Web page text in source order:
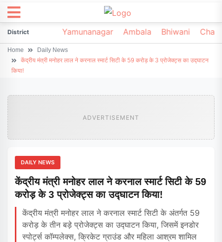
DistrictSonipat Yamunanagar Ambala Bhiwani
Home
Daily News
केंद्रीय मंत्री मनोहर लाल ने करनाल स्मार्ट सिटी के 59 करोड़ के 3 प्रोजेक्ट्स का उद्घाटन
किया!
ADVERTISEMENT
DAILY NEWS
केंद्रीय मंत्री मनोहर लाल ने करनाल स्मार्ट सिटी के 59
करोड़ के 3 प्रोजेक्ट्स का उद्घाटन किया!
केंद्रीय मंत्री मनोहर लाल ने करनाल स्मार्ट सिटी के अंतर्गत 59
करोड़ के तीन बड़े प्रोजेक्ट्स का उद्घाटन किया, जिसमें इनडोर
स्पोर्ट्स कॉम्पलेक्स, क्रिकेट ग्राउंड और महिला आश्रम शामिल